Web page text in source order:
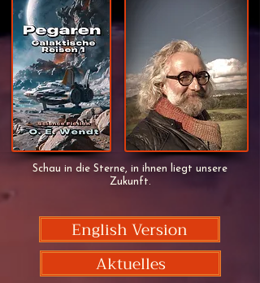
Schau in die Sterne, in ihnen liegt unsere
Zukunft.
English Version
Aktuelles